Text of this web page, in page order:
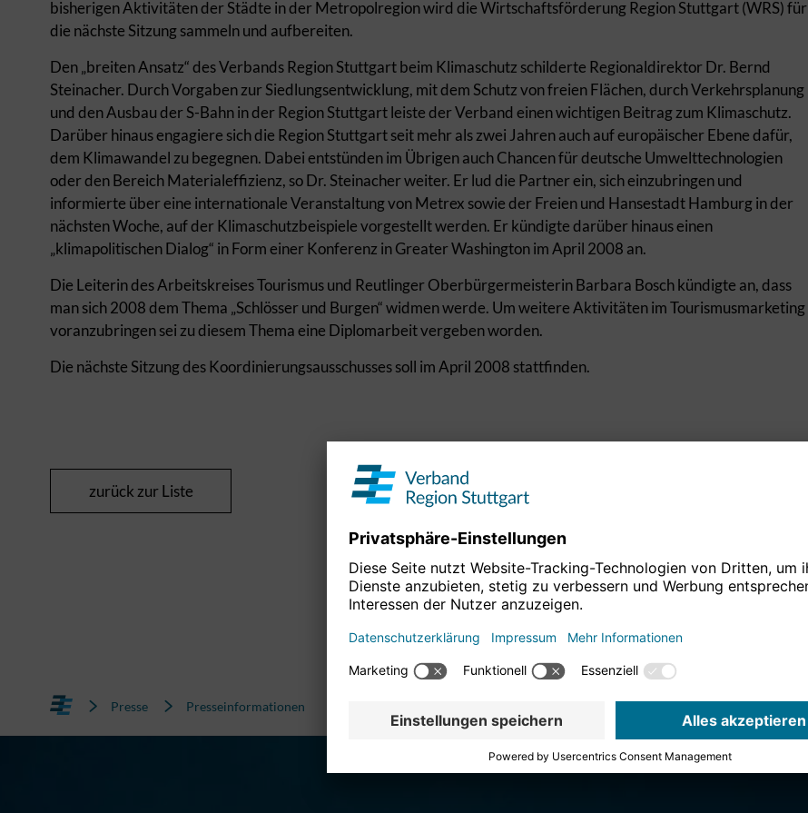
bisherigen Aktivitäten der Städte in der Metropolregion wird die Wirtschaftsförderung Region Stuttgart (WRS) für
die nächste Sitzung sammeln und aufbereiten.
Den „breiten Ansatz“ des Verbands Region Stuttgart beim Klimaschutz schilderte Regionaldirektor Dr. Bernd
Steinacher. Durch Vorgaben zur Siedlungsentwicklung, mit dem Schutz von freien Flächen, durch Verkehrsplanung
und den Ausbau der S-Bahn in der Region Stuttgart leiste der Verband einen wichtigen Beitrag zum Klimaschutz.
Darüber hinaus engagiere sich die Region Stuttgart seit mehr als zwei Jahren auch auf europäischer Ebene dafür,
dem Klimawandel zu begegnen. Dabei entstünden im Übrigen auch Chancen für deutsche Umwelttechnologien
oder den Bereich Materialeffizienz, so Dr. Steinacher weiter. Er lud die Partner ein, sich einzubringen und
informierte über eine internationale Veranstaltung von Metrex sowie der Freien und Hansestadt Hamburg in der
nächsten Woche, auf der Klimaschutzbeispiele vorgestellt werden. Er kündigte darüber hinaus einen
„klimapolitischen Dialog“ in Form einer Konferenz in Greater Washington im April 2008 an.
Die Leiterin des Arbeitskreises Tourismus und Reutlinger Oberbürgermeisterin Barbara Bosch kündigte an, dass
man sich 2008 dem Thema „Schlösser und Burgen“ widmen werde. Um weitere Aktivitäten im Tourismusmarketing
voranzubringen sei zu diesem Thema eine Diplomarbeit vergeben worden.
Die nächste Sitzung des Koordinierungsausschusses soll im April 2008 stattfinden.
zurück zur Liste
Presse Presseinformationen